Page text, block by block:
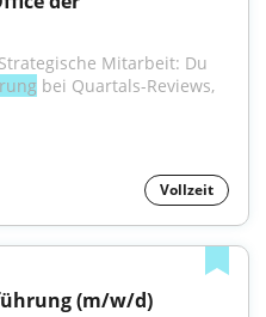
Mitarbeit: Du
bei Quartals-Reviews,
Vollzeit
(m/w/d)